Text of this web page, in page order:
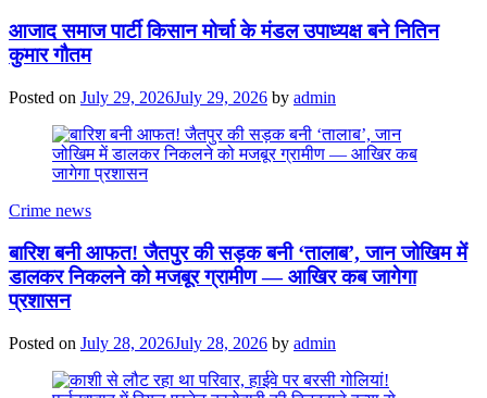
आजाद समाज पार्टी किसान मोर्चा के मंडल उपाध्यक्ष बने नितिन
कुमार गौतम
Posted on July 29, 2026July 29, 2026 by admin
Crime news
बारिश बनी आफत! जैतपुर की सड़क बनी ‘तालाब’, जान जोखिम में
डालकर निकलने को मजबूर ग्रामीण — आखिर कब जागेगा
प्रशासन
Posted on July 28, 2026July 28, 2026 by admin